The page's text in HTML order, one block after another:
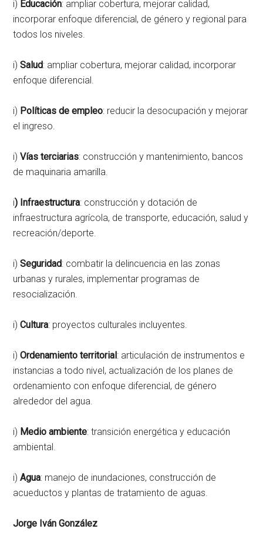
i) Educación: ampliar cobertura, mejorar calidad,
incorporar enfoque diferencial, de género y regional para
todos los niveles.
i)Salud: ampliar cobertura, mejorar calidad, incorporar
enfoque diferencial.
i) Políticas de empleo: reducir la desocupación y mejorar
el ingreso.
i)Vías terciarias: construcción y mantenimiento, bancos
de maquinaria amarilla.
i) Infraestructura: construcción y dotación de
infraestructura agrícola, de transporte, educación, salud y
recreación/deporte.
i)Seguridad: combatir la delincuencia en las zonas
urbanas y rurales, implementar programas de
resocialización.
i)Cultura: proyectos culturales incluyentes.
i)Ordenamiento territorial: articulación de instrumentos e
instancias a todo nivel, actualización de los planes de
ordenamiento con enfoque diferencial, de género
alrededor del agua.
i) Medio ambiente: transición energética y educación
ambiental.
i)Agua: manejo de inundaciones, construcción de
acueductos y plantas de tratamiento de aguas.
Jorge Iván González